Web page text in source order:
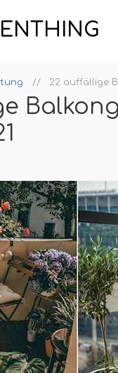
22 auffällige